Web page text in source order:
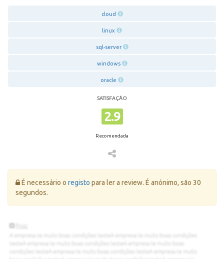
cloud
linux
sql-server
windows
oracle
SATISFAÇÃO
2.9
Recomendada
Erro:
É necessário o registo para ler a review. É anónimo, são 30
segundos.